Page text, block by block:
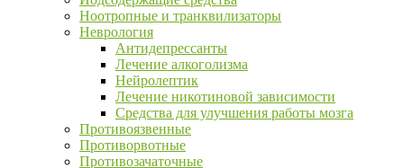
Ноотропные и транквилизаторы
Неврология
Антидепрессанты
Лечение алкоголизма
Нейролептик
Лечение никотиновой зависимости
Средства для улучшения работы мозга
Противоязвенные
Противорвотные
Противозачаточные